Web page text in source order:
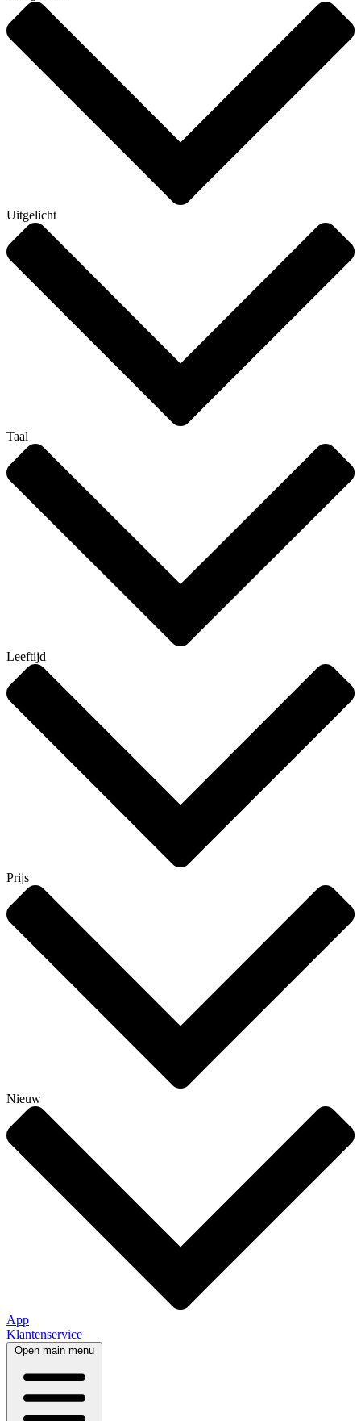
Uitgelicht
Taal
Leeftijd
Prijs
Nieuw
App
Klantenservice
Open main menu